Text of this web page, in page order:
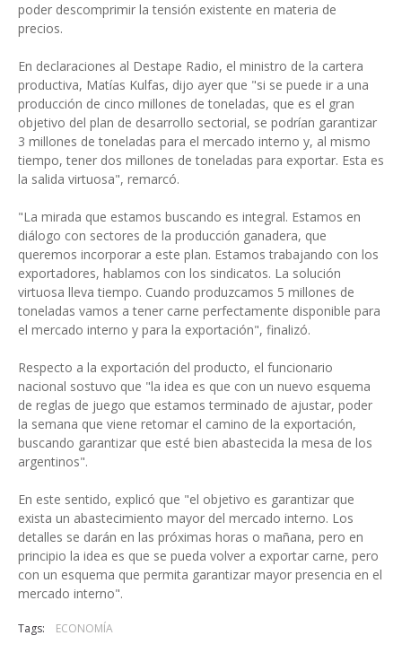
poder descomprimir la tensión existente en materia de
precios.
En declaraciones al Destape Radio, el ministro de la cartera
productiva, Matías Kulfas, dijo ayer que "si se puede ir a una
producción de cinco millones de toneladas, que es el gran
objetivo del plan de desarrollo sectorial, se podrían garantizar
3 millones de toneladas para el mercado interno y, al mismo
tiempo, tener dos millones de toneladas para exportar. Esta es
la salida virtuosa", remarcó.
"La mirada que estamos buscando es integral. Estamos en
diálogo con sectores de la producción ganadera, que
queremos incorporar a este plan. Estamos trabajando con los
exportadores, hablamos con los sindicatos. La solución
virtuosa lleva tiempo. Cuando produzcamos 5 millones de
toneladas vamos a tener carne perfectamente disponible para
el mercado interno y para la exportación", finalizó.
Respecto a la exportación del producto, el funcionario
nacional sostuvo que "la idea es que con un nuevo esquema
de reglas de juego que estamos terminado de ajustar, poder
la semana que viene retomar el camino de la exportación,
buscando garantizar que esté bien abastecida la mesa de los
argentinos".
En este sentido, explicó que "el objetivo es garantizar que
exista un abastecimiento mayor del mercado interno. Los
detalles se darán en las próximas horas o mañana, pero en
principio la idea es que se pueda volver a exportar carne, pero
con un esquema que permita garantizar mayor presencia en el
mercado interno".
Tags: ECONOMÍA